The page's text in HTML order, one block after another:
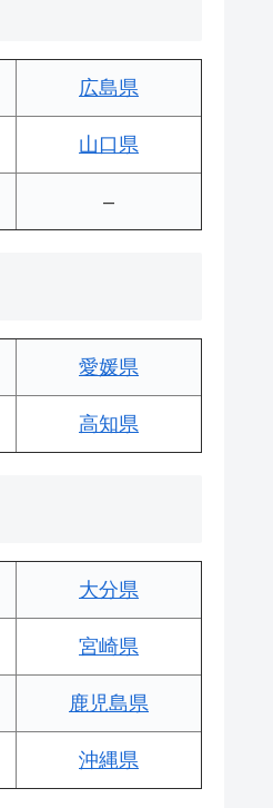
広島県
山口県
–
愛媛県
高知県
大分県
宮崎県
鹿児島県
沖縄県